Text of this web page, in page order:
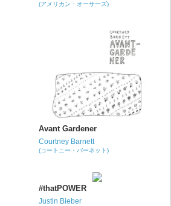
(アメリカン・オーサーズ)
Avant Gardener
Courtney Barnett
(コートニー・バーネット)
#thatPOWER
Justin Bieber